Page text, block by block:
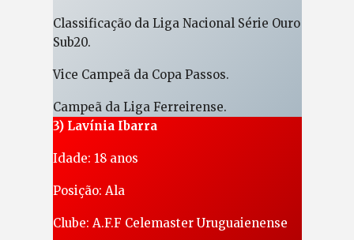
Classificação da Liga Nacional Série Ouro
Sub20.
Vice Campeã da Copa Passos.
Campeã da Liga Ferreirense.
3) Lavínia Ibarra
Idade: 18 anos
Posição: Ala
Clube: A.F.F Celemaster Uruguaienense